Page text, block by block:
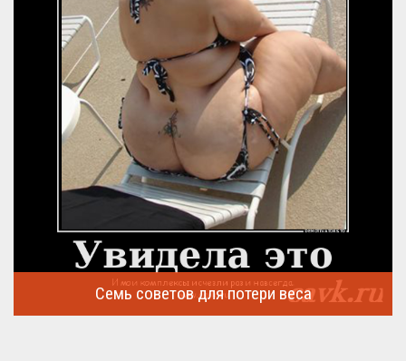
Семь советов для потери веса